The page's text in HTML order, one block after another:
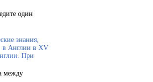
один
знания,
в Англии в XV
При
между